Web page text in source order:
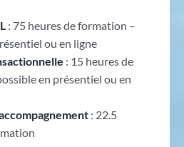
: 75 heures de formation –
ou en ligne
: 15 heures de
en présentiel ou en
: 22.5